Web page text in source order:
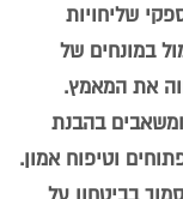
שליחויות
במונחים של
את המאמץ.
בהבנת
וטיפוח אמון.